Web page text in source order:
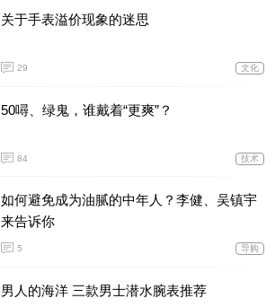
关于手表溢价现象的迷思
29 文化
50噚、绿鬼，谁戴着“更爽”？
84 技术
如何避免成为油腻的中年人？李健、吴镇宇
来告诉你
5 导购
男人的海洋 三款男士潜水腕表推荐